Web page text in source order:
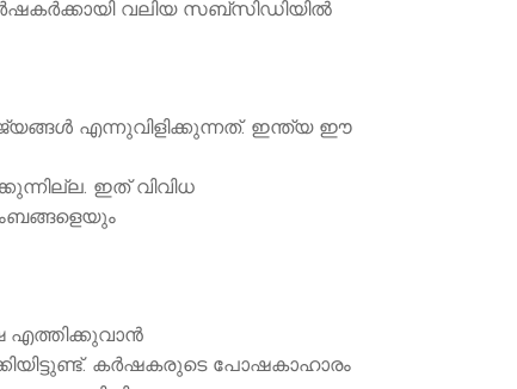
വലിയ സബ്സിഡിയില്‍
എന്നുവിളിക്കുന്നത്. ഇന്ത്യ ഈ
ഇത് വിവിധ
എത്തിക്കുവാന്‍
കർഷകരുടെ പോഷകാഹാരം